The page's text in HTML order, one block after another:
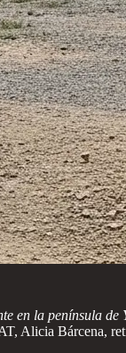
en la península
Alicia Bárcena,